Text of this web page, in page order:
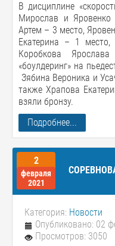
В дисциплине
Мирослав и Яровенко
Артем – 3 место,
Екатерина – 1
Коробкова
«боулдеринг» на
Зябина Вероника и
также Храпова
взяли бронзу.
Подробнее...
2
февраля
2021
Категория: Новости
Опубликовано: 02
Просмотров: 3050